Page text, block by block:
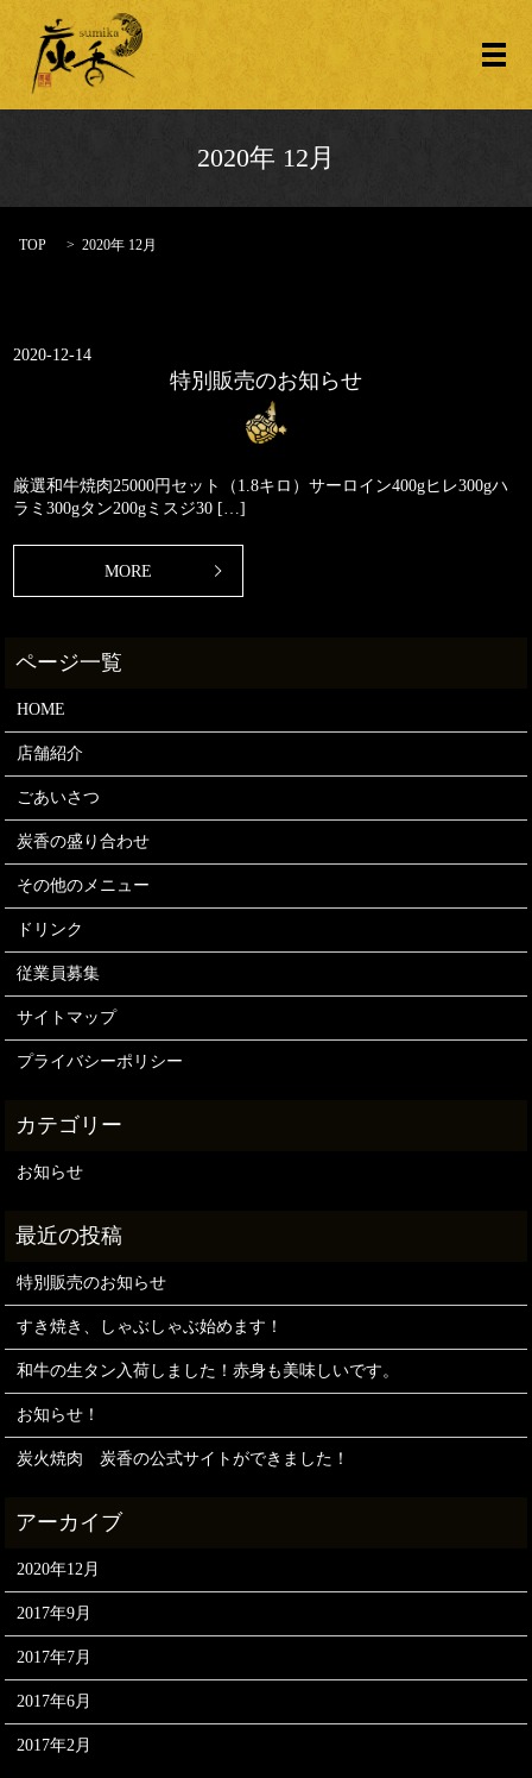
メ
2020年 12月
TOP 2020年 12月
2020-12-14
特別販売のお知らせ
厳選和牛焼肉25000円セット（1.8キロ）サーロイン400gヒレ300gハ
ラミ300gタン200gミスジ30 […]
MORE
HOME
店舗紹介
ごあいさつ
炭香の盛り合わせ
その他のメニュー
ドリンク
従業員募集
サイトマップ
プライバシーポリシー
お知らせ
特別販売のお知らせ
すき焼き、しゃぶしゃぶ始めます！
和牛の生タン入荷しました！赤身も美味しいです。
お知らせ！
炭火焼肉 炭香の公式サイトができました！
2020年12月
2017年9月
2017年7月
2017年6月
2017年2月